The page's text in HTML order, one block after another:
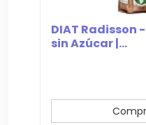
DIAT Radisson
sin Azúcar |...